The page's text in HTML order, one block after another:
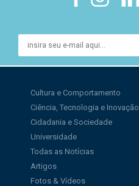
Cultura e Comportamento
Ciência, Tecnologia e Inovação
Cidadania e Sociedade
Universidade
Todas as Notícias
Artigos
Fotos & Vídeos